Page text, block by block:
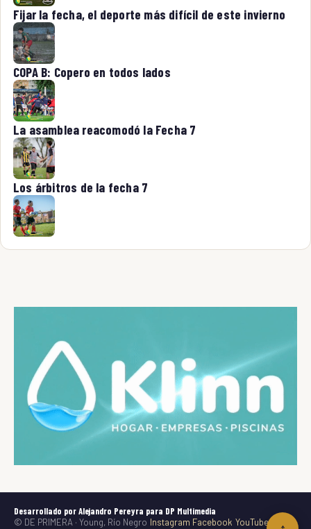
Fijar la fecha, el deporte más difícil de este invierno
COPA B: Copero en todos lados
La asamblea reacomodó la Fecha 7
Los árbitros de la fecha 7
Desarrollado por Alejandro Pereyra para DP Multimedia
© DE PRIMERA · Young, Río Negro Instagram Facebook YouTube
TikTok